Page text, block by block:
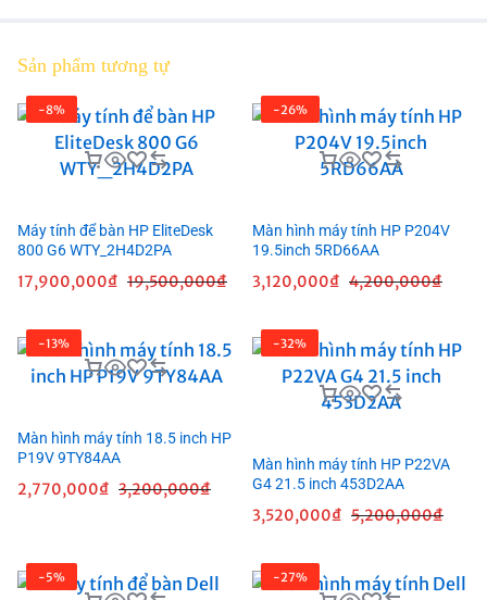
Sản phẩm tương tự
-8%
Máy tính để bàn HP EliteDesk
800 G6 WTY_2H4D2PA
17,900,000₫ 19,500,000₫
-26%
Màn hình máy tính HP P204V
19.5inch 5RD66AA
3,120,000₫ 4,200,000₫
-13%
Màn hình máy tính 18.5 inch HP
P19V 9TY84AA
2,770,000₫ 3,200,000₫
-32%
Màn hình máy tính HP P22VA
G4 21.5 inch 453D2AA
3,520,000₫ 5,200,000₫
-5% -27%